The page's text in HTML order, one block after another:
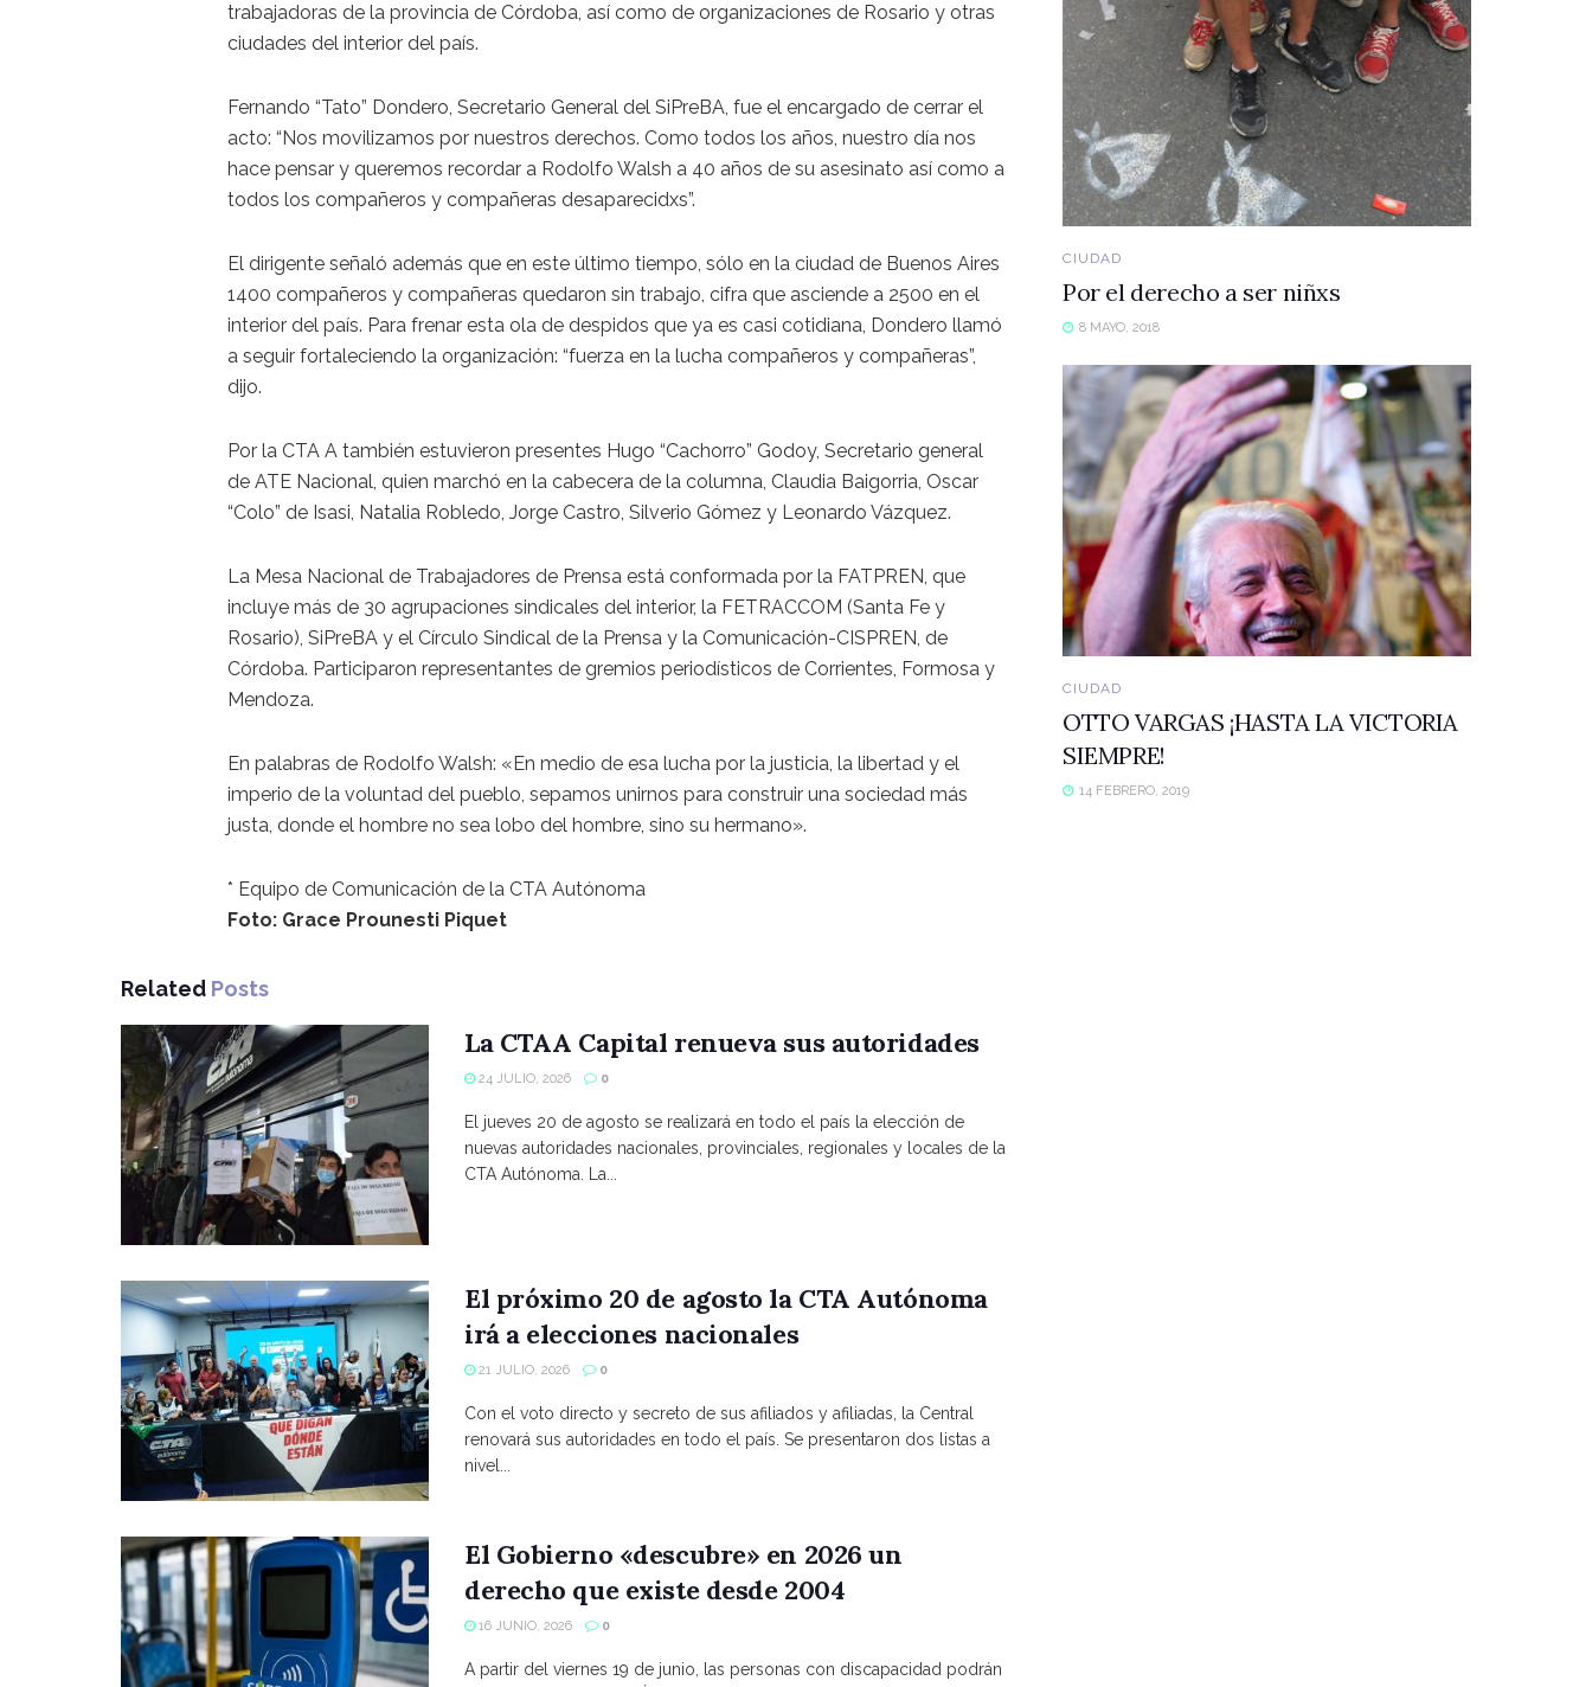
trabajadoras de la provincia de Córdoba, así como de organizaciones de Rosario y otras
ciudades del interior del país.
Fernando “Tato” Dondero, Secretario General del SiPreBA, fue el encargado de cerrar el
acto: “Nos movilizamos por nuestros derechos. Como todos los años, nuestro día nos
hace pensar y queremos recordar a Rodolfo Walsh a 40 años de su asesinato así como a
todos los compañeros y compañeras desaparecidxs”.
El dirigente señaló además que en este último tiempo, sólo en la ciudad de Buenos Aires
1400 compañeros y compañeras quedaron sin trabajo, cifra que asciende a 2500 en el
interior del país. Para frenar esta ola de despidos que ya es casi cotidiana, Dondero llamó
a seguir fortaleciendo la organización: “fuerza en la lucha compañeros y compañeras”,
dijo.
Por la CTA A también estuvieron presentes Hugo “Cachorro” Godoy, Secretario general
de ATE Nacional, quien marchó en la cabecera de la columna, Claudia Baigorria, Oscar
“Colo” de Isasi, Natalia Robledo, Jorge Castro, Silverio Gómez y Leonardo Vázquez.
La Mesa Nacional de Trabajadores de Prensa está conformada por la FATPREN, que
incluye más de 30 agrupaciones sindicales del interior, la FETRACCOM (Santa Fe y
Rosario), SiPreBA y el Círculo Sindical de la Prensa y la Comunicación-CISPREN, de
Córdoba. Participaron representantes de gremios periodísticos de Corrientes, Formosa y
Mendoza.
En palabras de Rodolfo Walsh: «En medio de esa lucha por la justicia, la libertad y el
imperio de la voluntad del pueblo, sepamos unirnos para construir una sociedad más
justa, donde el hombre no sea lobo del hombre, sino su hermano».
* Equipo de Comunicación de la CTA Autónoma
Foto: Grace Prounesti Piquet
Related Posts
La CTAA Capital renueva sus autoridades
24 JULIO, 2026 0
El jueves 20 de agosto se realizará en todo el país la elección de
nuevas autoridades nacionales, provinciales, regionales y locales de la
CTA Autónoma. La...
El próximo 20 de agosto la CTA Autónoma
irá a elecciones nacionales
21 JULIO, 2026 0
Con el voto directo y secreto de sus afiliados y afiliadas, la Central
renovará sus autoridades en todo el país. Se presentaron dos listas a
nivel...
El Gobierno «descubre» en 2026 un
derecho que existe desde 2004
16 JUNIO, 2026 0
A partir del viernes 19 de junio, las personas con discapacidad podrán
CIUDAD
Por el derecho a ser niñxs
8 MAYO, 2018
CIUDAD
OTTO VARGAS ¡HASTA LA VICTORIA
SIEMPRE!
14 FEBRERO, 2019